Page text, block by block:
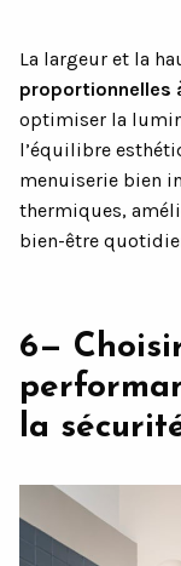
La largeur et la
proportionnelles
optimiser la
l’équilibre
menuiserie bien
thermiques,
bien-être
6—
la